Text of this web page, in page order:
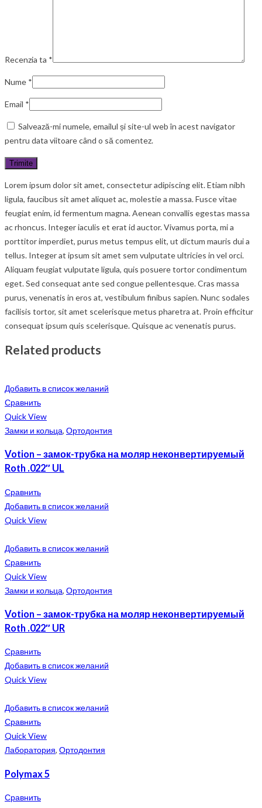
Recenzia ta *
Nume *
Email *
Salvează-mi numele, emailul și site-ul web în acest navigator
pentru data viitoare când o să comentez.
Lorem ipsum dolor sit amet, consectetur adipiscing elit. Etiam nibh
ligula, faucibus sit amet aliquet ac, molestie a massa. Fusce vitae
feugiat enim, id fermentum magna. Aenean convallis egestas massa
ac rhoncus. Integer iaculis et erat id auctor. Vivamus porta, mi a
porttitor imperdiet, purus metus tempus elit, ut dictum mauris dui a
tellus. Integer at ipsum sit amet sem vulputate ultricies in vel orci.
Aliquam feugiat vulputate ligula, quis posuere tortor condimentum
eget. Sed consequat ante sed congue pellentesque. Cras massa
purus, venenatis in eros at, vestibulum finibus sapien. Nunc sodales
facilisis tortor, sit amet scelerisque metus pharetra at. Proin efficitur
consequat ipsum quis scelerisque. Quisque ac venenatis purus.
Related products
Добавить в список желаний
Сравнить
Quick View
Замки и кольца, Ортодонтия
Votion – замок-трубка на моляр неконвертируемый
Roth .022″ UL
Сравнить
Добавить в список желаний
Quick View
Добавить в список желаний
Сравнить
Quick View
Замки и кольца, Ортодонтия
Votion – замок-трубка на моляр неконвертируемый
Roth .022″ UR
Сравнить
Добавить в список желаний
Quick View
Добавить в список желаний
Сравнить
Quick View
Лаборатория, Ортодонтия
Polymax 5
Сравнить